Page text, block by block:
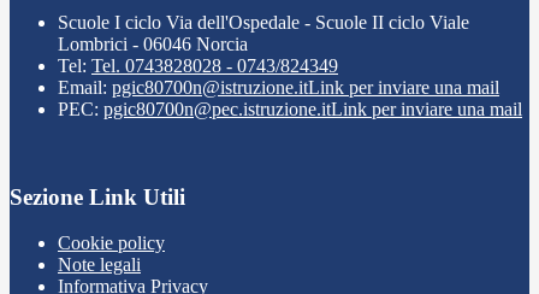
Scuole I ciclo Via dell'Ospedale - Scuole II ciclo Viale
Lombrici - 06046 Norcia
Tel: Tel. 0743828028 - 0743/824349
Email: pgic80700n@istruzione.itLink per inviare una mail
PEC: pgic80700n@pec.istruzione.itLink per inviare una mail
Sezione Link Utili
Cookie policy
Note legali
Informativa Privacy